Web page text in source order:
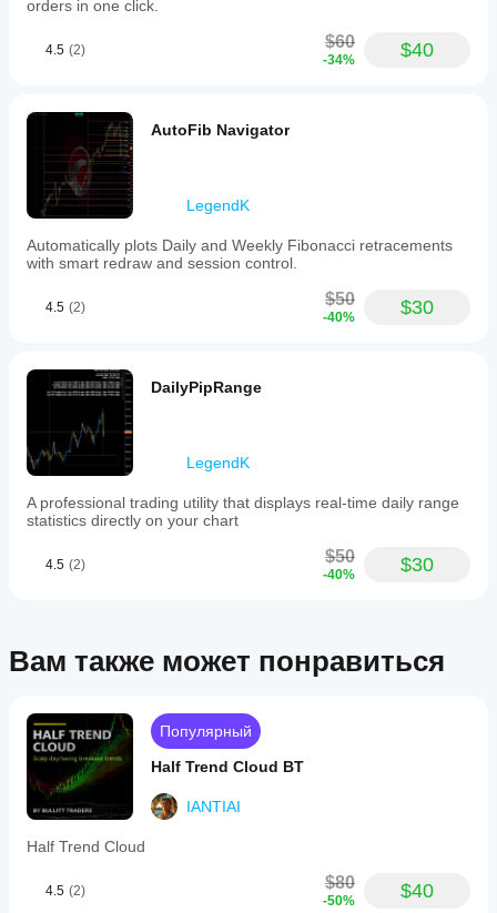
and
to
identifying
potential
reversal
or
continuation
points
on
market
orders in one click.
4.5 (2) $60
-34% $40
AutoFib Navigator
LegendK
Automatically plots Daily and Weekly Fibonacci retracements
with smart redraw and session control.
4.5 (2) $50
-40% $30
DailyPipRange
LegendK
A professional trading utility that displays real-time daily range
statistics directly on your chart
4.5 (2) $50
-40% $30
Вам также может понравиться
Популярный
Half Trend Cloud BT
IANTIAI
Half Trend Cloud
4.5 (2) $80
-50% $40